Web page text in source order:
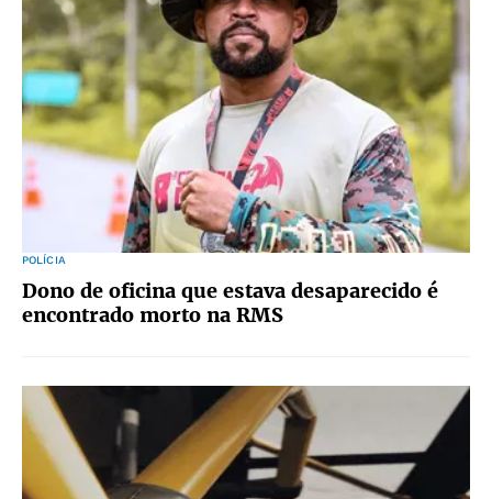
POLÍCIA
Dono de oficina que estava desaparecido é
encontrado morto na RMS